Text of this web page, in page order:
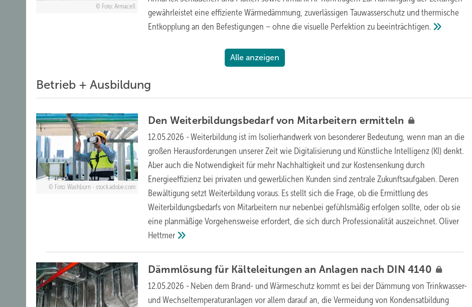
Foto: Armacell
gewährleistet eine effiziente Wärmedämmung, zuverlässigen Tauwasserschutz und thermische
Entkopplung an den Befestigungen – ohne die visuelle Perfektion zu beeinträchtigen.
Alle anzeigen
Betrieb + Ausbildung
Foto: Washburn - stock.adobe.com
Den Weiterbildungsbedarf von Mitarbeitern ermitteln
12.05.2026 - Weiterbildung ist im Isolierhandwerk von besonderer Bedeutung, wenn man an die
großen Herausforderungen unserer Zeit wie Digitalisierung und Künstliche Intelligenz (KI) denkt.
Aber auch die Notwendigkeit für mehr Nachhaltigkeit und zur Kostensenkung durch
Energieeffizienz bei privaten und gewerblichen Kunden sind zentrale Zukunftsaufgaben. Deren
Bewältigung setzt Weiterbildung voraus. Es stellt sich die Frage, ob die Ermittlung des
Weiterbildungsbedarfs von Mitarbeitern nur nebenbei gefühlsmäßig erfolgen sollte, oder ob sie
eine planmäßige Vorgehensweise erfordert, die sich durch Professionalität auszeichnet. Oliver
Hettmer
Dämmlösung für Kälteleitungen an Anlagen nach DIN4140
12.05.2026 - Neben dem Brand- und Wärmeschutz kommt es bei der Dämmung von Trinkwasser-
und Wechseltemperaturanlagen vor allem darauf an, die Vermeidung von Kondensatbildung